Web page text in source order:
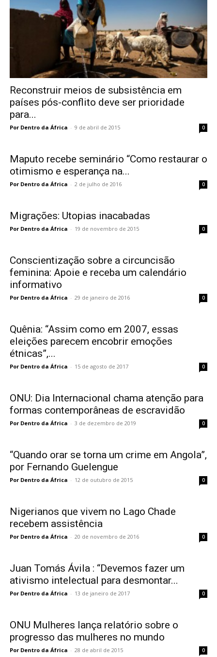
Reconstruir meios de subsistência em
países pós-conflito deve ser prioridade
para...
Por Dentro da África - 9 de abril de 2015 0
Maputo recebe seminário “Como restaurar o
otimismo e esperança na...
Por Dentro da África - 2 de julho de 2016 0
Migrações: Utopias inacabadas
Por Dentro da África - 19 de novembro de 2015 0
Conscientização sobre a circuncisão
feminina: Apoie e receba um calendário
informativo
Por Dentro da África - 29 de janeiro de 2016 0
Quênia: “Assim como em 2007, essas
eleições parecem encobrir emoções
étnicas”,...
Por Dentro da África - 15 de agosto de 2017 0
ONU: Dia Internacional chama atenção para
formas contemporâneas de escravidão
Por Dentro da África - 3 de dezembro de 2019 0
“Quando orar se torna um crime em Angola”,
por Fernando Guelengue
Por Dentro da África - 12 de outubro de 2015 0
Nigerianos que vivem no Lago Chade
recebem assistência
Por Dentro da África - 20 de novembro de 2016 0
Juan Tomás Ávila : “Devemos fazer um
ativismo intelectual para desmontar...
Por Dentro da África - 13 de janeiro de 2017 0
ONU Mulheres lança relatório sobre o
progresso das mulheres no mundo
Por Dentro da África - 28 de abril de 2015 0